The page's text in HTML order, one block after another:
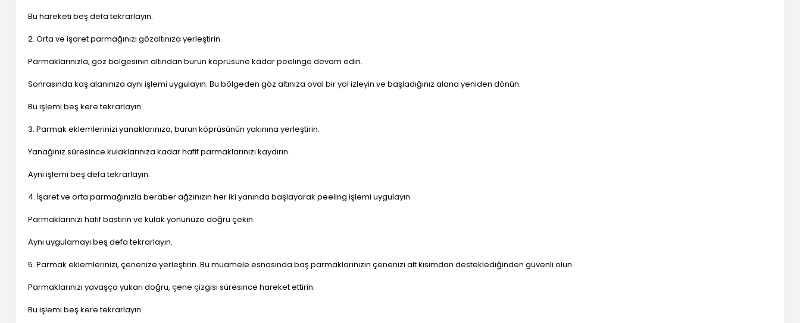
Bu hareketi beş defa tekrarlayın.
2. Orta ve işaret parmağınızı gözaltınıza yerleştirin.
Parmaklarınızla, göz bölgesinin altından burun köprüsüne kadar peelinge devam edin.
Sonrasında kaş alanınıza aynı işlemi uygulayın. Bu bölgeden göz altınıza oval bir yol izleyin ve başladığınız alana yeniden dönün.
Bu işlemi beş kere tekrarlayın.
3. Parmak eklemlerinizi yanaklarınıza, burun köprüsünün yakınına yerleştirin.
Yanağınız süresince kulaklarınıza kadar hafif parmaklarınızı kaydırın.
Aynı işlemi beş defa tekrarlayın.
4. İşaret ve orta parmağınızla beraber ağzınızın her iki yanında başlayarak peeling işlemi uygulayın.
Parmaklarınızı hafif bastırın ve kulak yönünüze doğru çekin.
Aynı uygulamayı beş defa tekrarlayın.
5. Parmak eklemlerinizi, çenenize yerleştirin. Bu muamele esnasında baş parmaklarınızın çenenizi alt kısımdan desteklediğinden güvenli olun.
Parmaklarınızı yavaşça yukarı doğru, çene çizgisi süresince hareket ettirin.
Bu işlemi beş kere tekrarlayın.